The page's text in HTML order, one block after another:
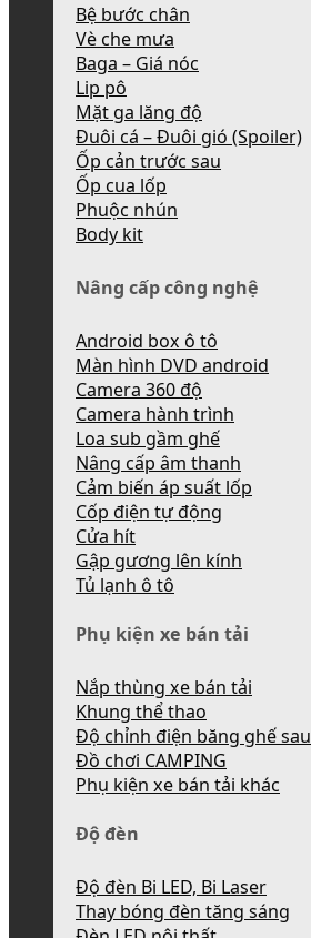
Bệ bước chân
Vè che mưa
Baga – Giá nóc
Lip pô
Mặt ga lăng độ
Đuôi cá – Đuôi gió (Spoiler)
Ốp cản trước sau
Ốp cua lốp
Phuộc nhún
Body kit
Nâng cấp công nghệ
Android box ô tô
Màn hình DVD android
Camera 360 độ
Camera hành trình
Loa sub gầm ghế
Nâng cấp âm thanh
Cảm biến áp suất lốp
Cốp điện tự động
Cửa hít
Gập gương lên kính
Tủ lạnh ô tô
Phụ kiện xe bán tải
Nắp thùng xe bán tải
Khung thể thao
Độ chỉnh điện băng ghế sau
Đồ chơi CAMPING
Phụ kiện xe bán tải khác
Độ đèn
Độ đèn Bi LED, Bi Laser
Thay bóng đèn tăng sáng